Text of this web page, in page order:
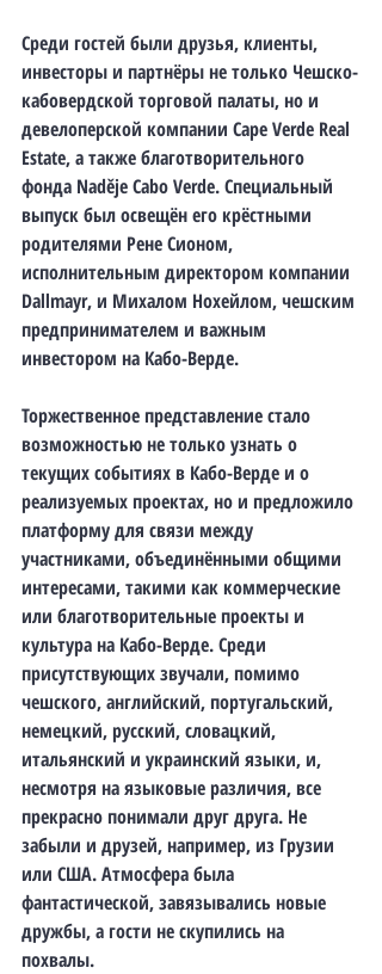
Среди гостей были друзья, клиенты,
инвесторы и партнёры не только Чешско-
кабовердской торговой палаты, но и
девелоперской компании Cape Verde Real
Estate, а также благотворительного
фонда Naděje Cabo Verde. Специальный
выпуск был освещён его крёстными
родителями Рене Сионом,
исполнительным директором компании
Dallmayr, и Михалом Нохейлом, чешским
предпринимателем и важным
инвестором на Кабо-Верде.
Торжественное представление стало
возможностью не только узнать о
текущих событиях в Кабо-Верде и о
реализуемых проектах, но и предложило
платформу для связи между
участниками, объединёнными общими
интересами, такими как коммерческие
или благотворительные проекты и
культура на Кабо-Верде. Среди
присутствующих звучали, помимо
чешского, английский, португальский,
немецкий, русский, словацкий,
итальянский и украинский языки, и,
несмотря на языковые различия, все
прекрасно понимали друг друга. Не
забыли и друзей, например, из Грузии
или США. Атмосфера была
фантастической, завязывались новые
дружбы, а гости не скупились на
похвалы.